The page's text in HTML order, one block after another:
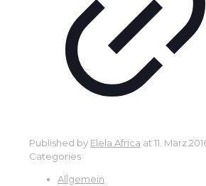
Published by Elela Africa at 11. März
Categories
Allgemein